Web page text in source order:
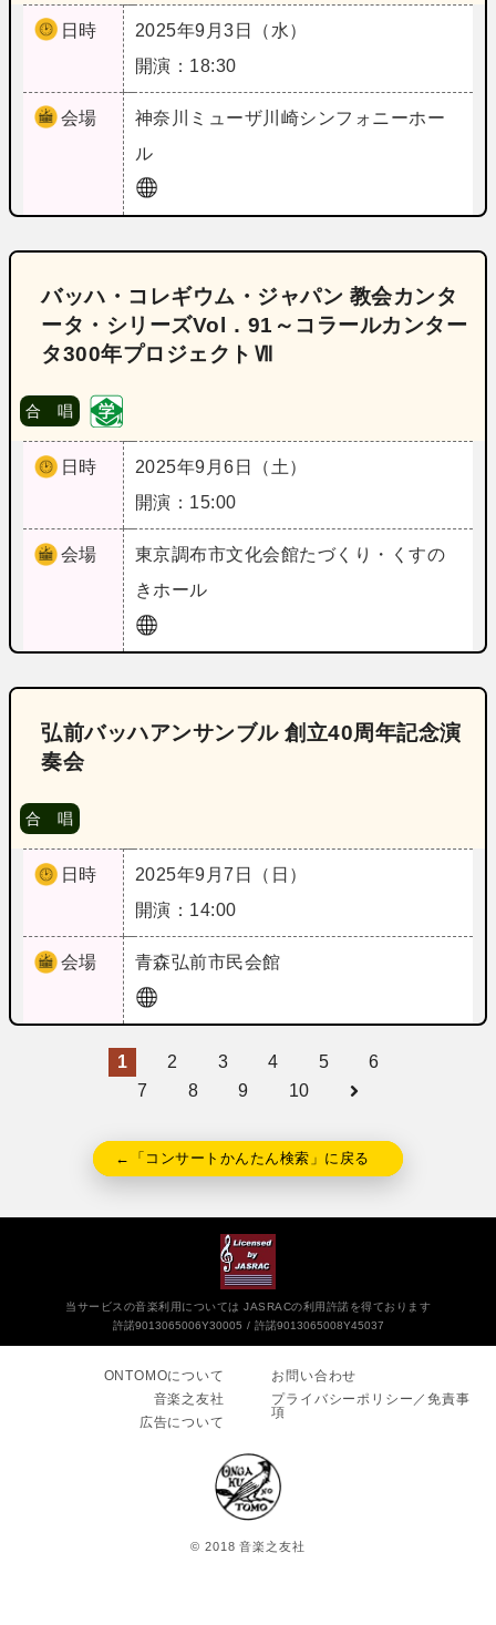
日時
2025年9月3日（水）
開演：18:30
会場 神奈川
ミューザ川崎シンフォニーホー
ル
バッハ・コレギウム・ジャパン 教会カンタ
ータ・シリーズVol．91～コラールカンター
タ300年プロジェクトⅦ
合 唱
日時
2025年9月6日（土）
開演：15:00
会場 東京調布市文化会館たづくり・くすの
きホール
弘前バッハアンサンブル 創立40周年記念演
奏会
合 唱
日時
2025年9月7日（日）
開演：14:00
会場 青森弘前市民会館
1 2 3 4 5
6
7
8 9 10
←「コンサートかんたん検索」に戻る
当サービスの音楽利用については JASRACの利用許諾を得ております
許諾9013065006Y30005
許諾9013065008Y45037
ONTOMOについて
音楽之友社
広告について
お問い合わせ
プライバシーポリシー／免責事
項
© 2018 音楽之友社